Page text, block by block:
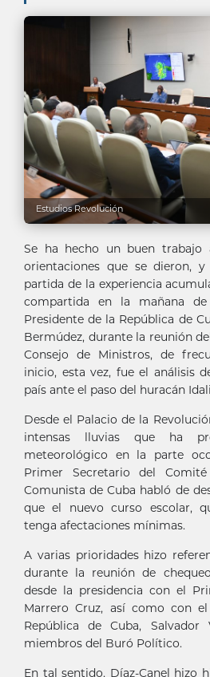
Estudios Revolución
Se ha hecho un buen
orientaciones que se dieron,
partida de la experiencia
compartida en la mañana
Presidente de la República de
Bermúdez, durante la reunión
Consejo de Ministros, de
inicio, esta vez, fue el análisis
país ante el paso del huracán
Desde el Palacio de la
intensas lluvias que ha
meteorológico en la parte
Primer Secretario del
Comunista de Cuba habló de
que el nuevo curso escolar,
tenga afectaciones mínimas.
A varias prioridades hizo
durante la reunión de
desde la presidencia con el
Marrero Cruz, así como con
República de Cuba, Salvador
miembros del Buró Político.
En tal sentido, Díaz-Canel hizo